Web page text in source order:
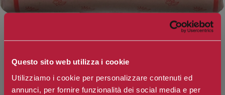
Questo sito web utilizza i cookie
Utilizziamo i cookie per personalizzare contenuti ed
annunci, per fornire funzionalità dei social media e per